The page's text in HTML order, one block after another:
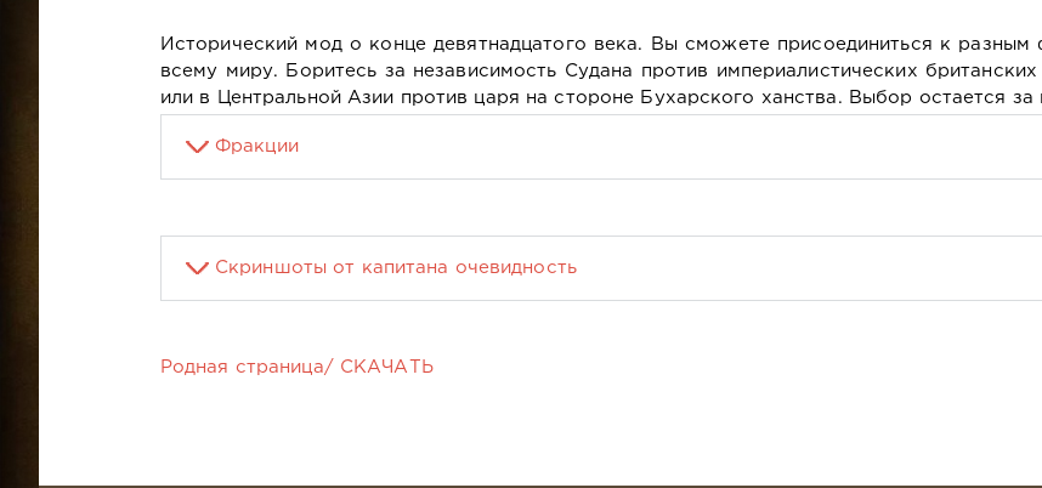
Исторический мод о конце девятнадцатого века. Вы сможете присоединиться к разным
всему миру. Боритесь за независимость Судана против империалистических британских
или в Центральной Азии против царя на стороне Бухарского ханства. Выбор остается за
Фракции
Скриншоты от капитана очевидность
Родная страница/ СКАЧАТЬ